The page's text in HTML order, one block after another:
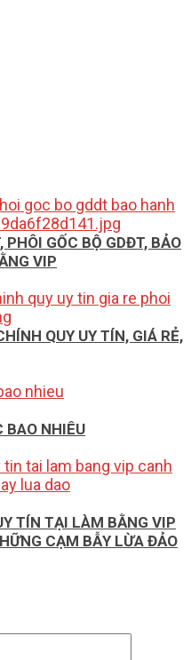
GỐC BỘ GDĐT, BẢO
VIP
QUY UY TÍN, GIÁ RẺ,
BAO NHIÊU
TÍN TẠI LÀM BẰNG VIP
CẠM BẪY LỪA ĐẢO